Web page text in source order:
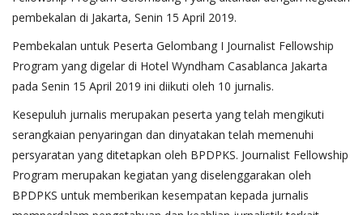
pembekalan di Jakarta, Senin 15 April 2019.
Pembekalan untuk Peserta Gelombang I Journalist Fellowship
Program yang digelar di Hotel Wyndham Casablanca Jakarta
pada Senin 15 April 2019 ini diikuti oleh 10 jurnalis.
Kesepuluh jurnalis merupakan peserta yang telah mengikuti
serangkaian penyaringan dan dinyatakan telah memenuhi
persyaratan yang ditetapkan oleh BPDPKS. Journalist Fellowship
Program merupakan kegiatan yang diselenggarakan oleh
BPDPKS untuk memberikan kesempatan kepada jurnalis